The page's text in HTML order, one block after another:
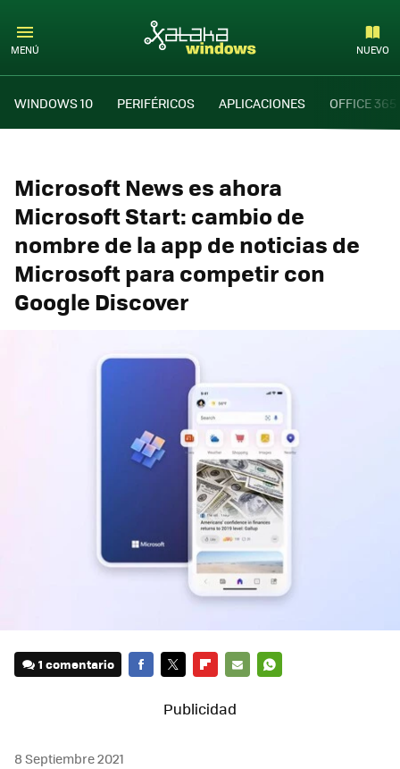
MENÚ NUEVO
WINDOWS 10 PERIFÉRICOS APLICACIONES OFFICE 365
Microsoft News es ahora
Microsoft Start: cambio de
nombre de la app de noticias de
Microsoft para competir con
Google Discover
1 comentario
MAIL
8 Septiembre 2021